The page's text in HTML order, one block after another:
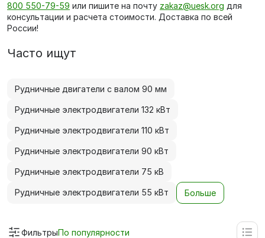
800 550-79-59 или пишите на почту zakaz@uesk.org для
консультации и расчета стоимости. Доставка по всей
России!
Часто ищут
Рудничные двигатели с валом 90 мм
Рудничные электродвигатели 132 кВт
Рудничные электродвигатели 110 кВт
Рудничные электродвигатели 90 кВт
Рудничные электродвигатели 75 кВ
Рудничные электродвигатели 55 кВт Больше
ФильтрыПо популярности